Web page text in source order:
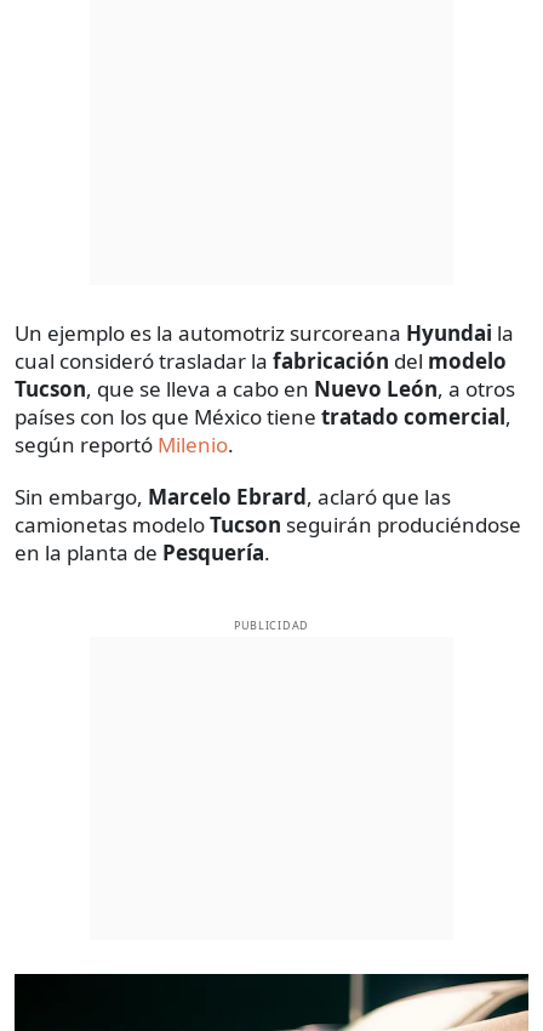
Un ejemplo es la automotriz surcoreana Hyundai la
cual consideró trasladar la fabricación del modelo
Tucson, que se lleva a cabo en Nuevo León, a otros
países con los que México tiene tratado comercial,
según reportó Milenio.
Sin embargo, Marcelo Ebrard, aclaró que las
camionetas modeloTucson seguirán produciéndose
en la planta de Pesquería.
PUBLICIDAD